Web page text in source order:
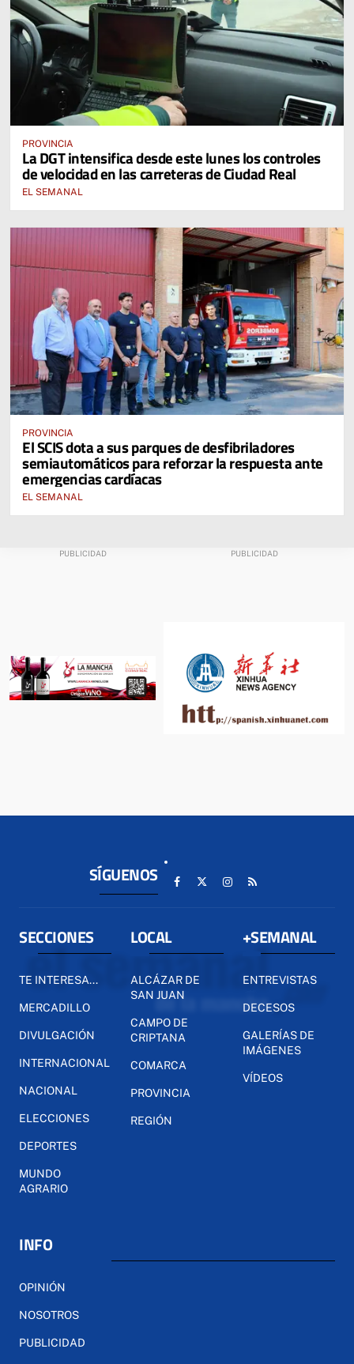
PROVINCIA
La DGT intensifica desde este lunes los controles
de velocidad en las carreteras de Ciudad Real
EL SEMANAL
PROVINCIA
El SCIS dota a sus parques de desfibriladores
semiautomáticos para reforzar la respuesta ante
emergencias cardíacas
EL SEMANAL
SÍGUENOS
SECCIONES
TE INTERESA...
MERCADILLO
DIVULGACIÓN
INTERNACIONAL
NACIONAL
ELECCIONES
DEPORTES
MUNDO
AGRARIO
LOCAL
ALCÁZAR DE
SAN JUAN
CAMPO DE
CRIPTANA
COMARCA
PROVINCIA
REGIÓN
+SEMANAL
ENTREVISTAS
DECESOS
GALERÍAS DE
IMÁGENES
VÍDEOS
INFO
OPINIÓN
NOSOTROS
PUBLICIDAD